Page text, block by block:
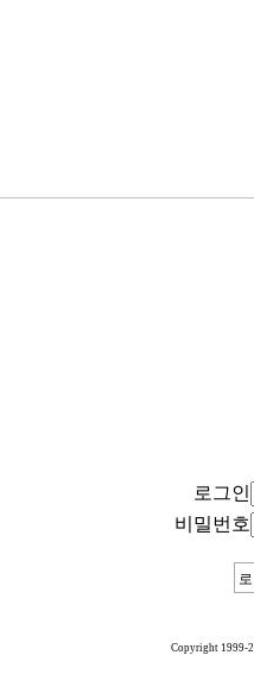
로그인
비밀번호
Copyright 1999-